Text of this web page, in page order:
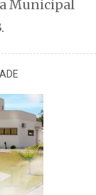
Municipal